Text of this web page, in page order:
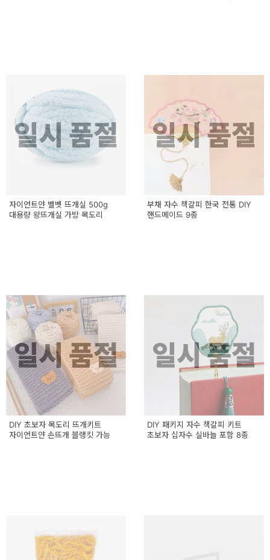
일시 품절
자이언트얀 벨벳 뜨개실 500g
대용량 왕뜨개실 가방 목도리
일시 품절
부채 자수 책갈피 한국 전통 DIY
핸드메이드 9종
일시 품절
DIY 초보자 목도리 뜨개키트
자이언트얀 손뜨개 블랭킷 가능
일시 품절
DIY 패키지 자수 책갈피 키트
초보자 십자수 실바늘 포함 8종